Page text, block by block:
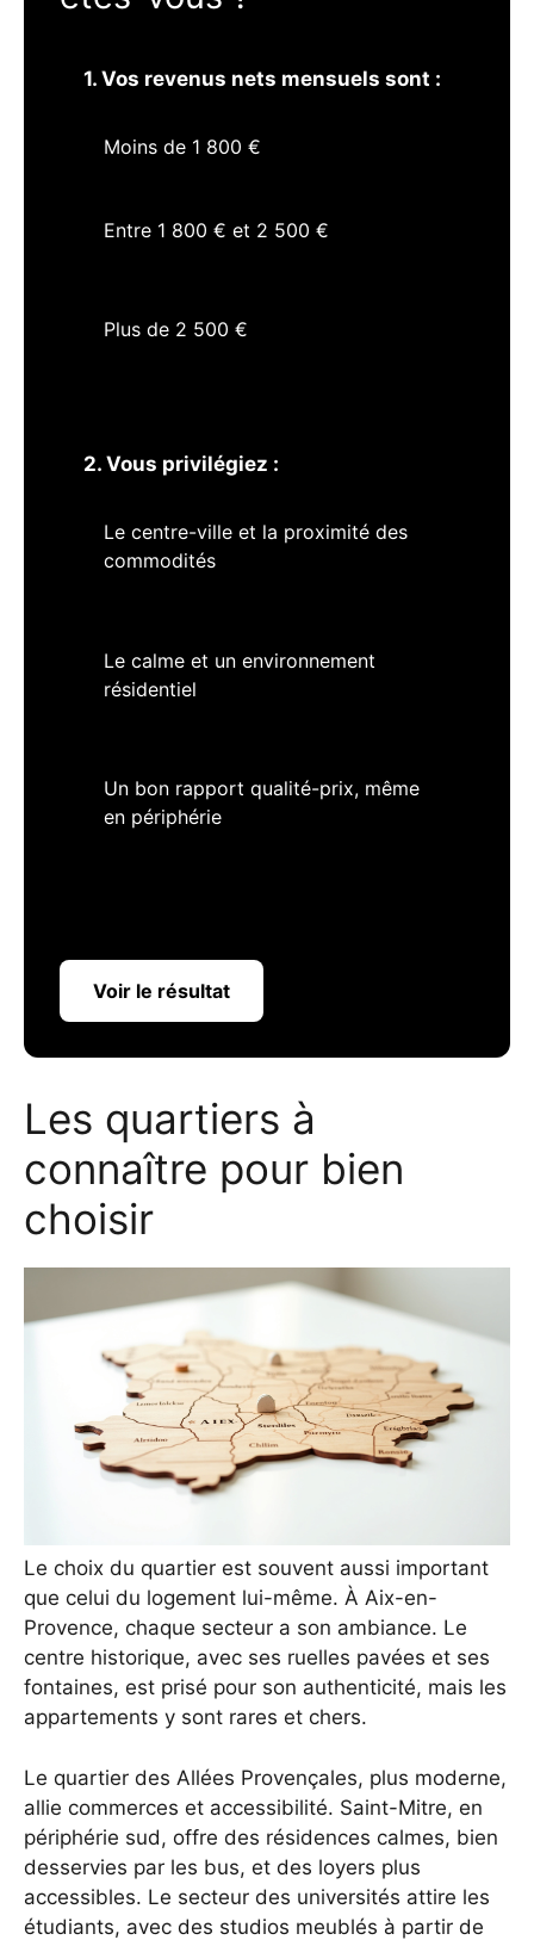
1. Vos revenus nets mensuels sont :
Moins de 1 800 €
Entre 1 800 € et 2 500 €
Plus de 2 500 €
2. Vous privilégiez :
Le centre-ville et la proximité des
commodités
Le calme et un environnement
résidentiel
Un bon rapport qualité-prix, même
en périphérie
Voir le résultat
Les quartiers à
connaître pour bien
choisir
Le choix du quartier est souvent aussi important
que celui du logement lui-même. À Aix-en-
Provence, chaque secteur a son ambiance. Le
centre historique, avec ses ruelles pavées et ses
fontaines, est prisé pour son authenticité, mais les
appartements y sont rares et chers.
Le quartier des Allées Provençales, plus moderne,
allie commerces et accessibilité. Saint-Mitre, en
périphérie sud, offre des résidences calmes, bien
desservies par les bus, et des loyers plus
accessibles. Le secteur des universités attire les
étudiants, avec des studios meublés à partir de